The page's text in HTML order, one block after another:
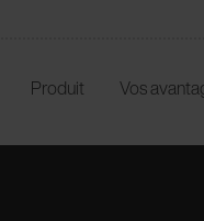
Produit Vos